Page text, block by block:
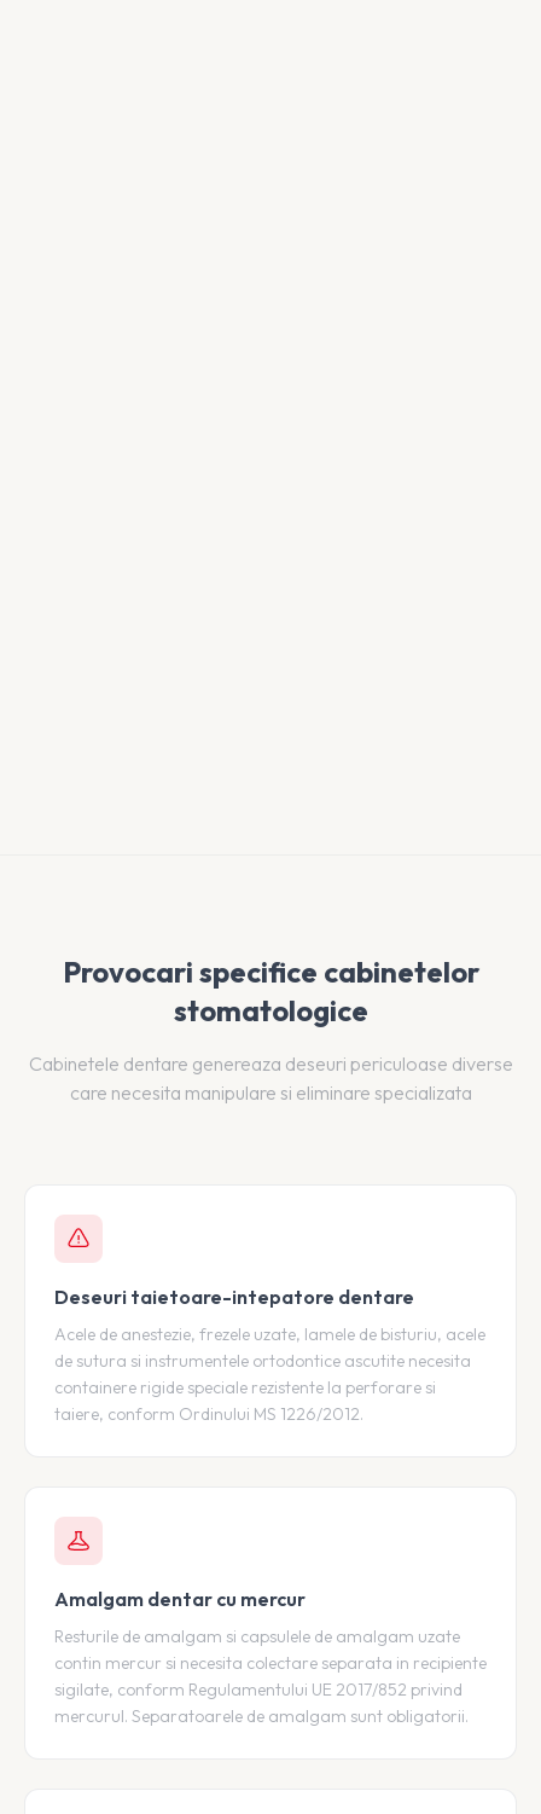
Provocari specifice cabinetelor
stomatologice
Cabinetele dentare genereaza deseuri periculoase diverse
care necesita manipulare si eliminare specializata
Deseuri taietoare-intepatore dentare
Acele de anestezie, frezele uzate, lamele de bisturiu, acele
de sutura si instrumentele ortodontice ascutite necesita
containere rigide speciale rezistente la perforare si
taiere, conform Ordinului MS 1226/2012.
Amalgam dentar cu mercur
Resturile de amalgam si capsulele de amalgam uzate
contin mercur si necesita colectare separata in recipiente
sigilate, conform Regulamentului UE 2017/852 privind
mercurul. Separatoarele de amalgam sunt obligatorii.